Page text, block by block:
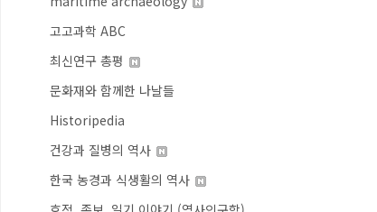
고고과학 ABC
최신연구 총평
문화재와 함께한 나날들
Historipedia
건강과 질병의 역사
한국 농경과 식생활의 역사